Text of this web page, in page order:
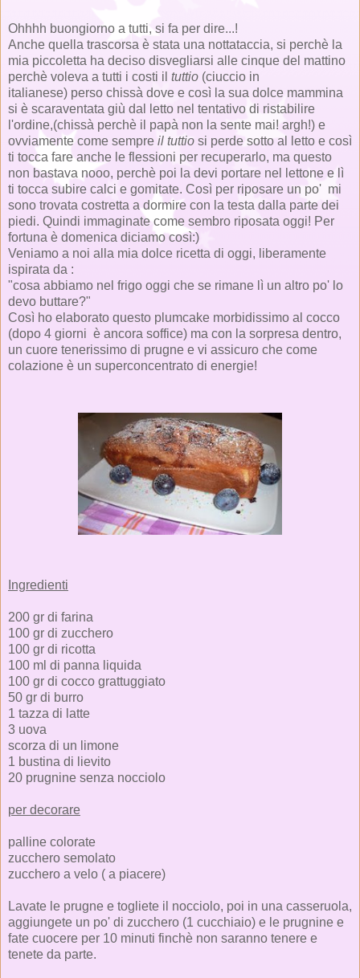
Ohhhh buongiorno a tutti, si fa per dire...!
Anche quella trascorsa è stata una nottataccia, si perchè la
mia piccoletta ha deciso disvegliarsi alle cinque del mattino
perchè voleva a tutti i costi il tuttio (ciuccio in
italianese) perso chissà dove e così la sua dolce mammina
si è scaraventata giù dal letto nel tentativo di ristabilire
l'ordine,(chissà perchè il papà non la sente mai! argh!) e
ovviamente come sempre il tuttio si perde sotto al letto e così
ti tocca fare anche le flessioni per recuperarlo, ma questo
non bastava nooo, perchè poi la devi portare nel lettone e lì
ti tocca subire calci e gomitate. Così per riposare un po' mi
sono trovata costretta a dormire con la testa dalla parte dei
piedi. Quindi immaginate come sembro riposata oggi! Per
fortuna è domenica diciamo così:)
Veniamo a noi alla mia dolce ricetta di oggi, liberamente
ispirata da :
"cosa abbiamo nel frigo oggi che se rimane lì un altro po' lo
devo buttare?"
Così ho elaborato questo plumcake morbidissimo al cocco
(dopo 4 giorni è ancora soffice) ma con la sorpresa dentro,
un cuore tenerissimo di prugne e vi assicuro che come
colazione è un superconcentrato di energie!
Ingredienti
200 gr di farina
100 gr di zucchero
100 gr di ricotta
100 ml di panna liquida
100 gr di cocco grattuggiato
50 gr di burro
1 tazza di latte
3 uova
scorza di un limone
1 bustina di lievito
20 prugnine senza nocciolo
per decorare
palline colorate
zucchero semolato
zucchero a velo ( a piacere)
Lavate le prugne e togliete il nocciolo, poi in una casseruola,
aggiungete un po' di zucchero (1 cucchiaio) e le prugnine e
fate cuocere per 10 minuti finchè non saranno tenere e
tenete da parte.